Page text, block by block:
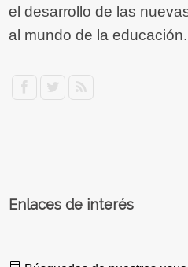
el desarrollo de las
al mundo de la educación.
Enlaces de interés